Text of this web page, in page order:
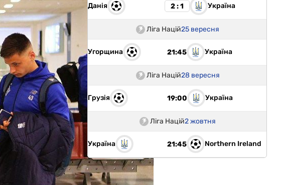
Данія 2 : 1 Україна
Ліга Націй25 вересня
Угорщина 21:45 Україна
Ліга Націй28 вересня
Грузія 19:00 Україна
Ліга Націй2 жовтня
Україна 21:45 Northern Ireland